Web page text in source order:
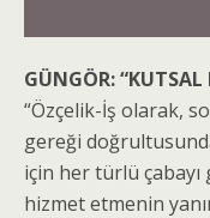
GÜNGÖR: “KUTSAL
“Özçelik-İş olarak,
gereği
için her türlü
hizmet etmenin